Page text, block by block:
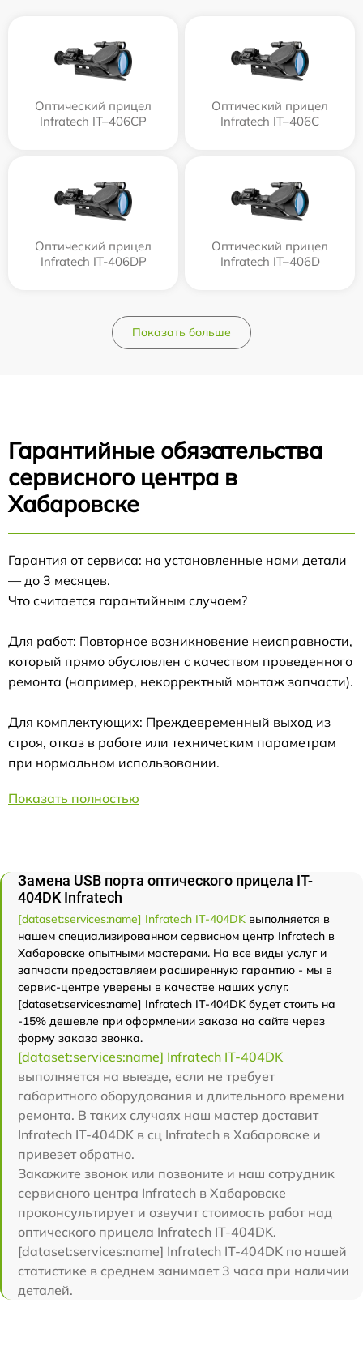
Оптический прицел
Infratech IT–406СP
Оптический прицел
Infratech IT–406С
Оптический прицел
Infratech IT-406DP
Оптический прицел
Infratech IT–406D
Показать больше
Гарантийные обязательства
сервисного центра в
Хабаровске
Гарантия от сервиса: на установленные нами детали
— до 3 месяцев.
Что считается гарантийным случаем?
Для работ: Повторное возникновение неисправности,
который прямо обусловлен с качеством проведенного
ремонта (например, некорректный монтаж запчасти).
Для комплектующих: Преждевременный выход из
строя, отказ в работе или техническим параметрам
при нормальном использовании.
Показать полностью
Замена USB порта оптического прицела IT-
404DK Infratech
[dataset:services:name] Infratech IT-404DK выполняется в
нашем специализированном сервисном центр Infratech в
Хабаровске опытными мастерами. На все виды услуг и
запчасти предоставляем расширенную гарантию - мы в
сервис-центре уверены в качестве наших услуг.
[dataset:services:name] Infratech IT-404DK будет стоить на
-15% дешевле при оформлении заказа на сайте через
форму заказа звонка.
[dataset:services:name] Infratech IT-404DK
выполняется на выезде, если не требует
габаритного оборудования и длительного времени
ремонта. В таких случаях наш мастер доставит
Infratech IT-404DK в сц Infratech в Хабаровске и
привезет обратно.
Закажите звонок или позвоните и наш сотрудник
сервисного центра Infratech в Хабаровске
проконсультирует и озвучит стоимость работ над
оптического прицела Infratech IT-404DK.
[dataset:services:name] Infratech IT-404DK по нашей
статистике в среднем занимает 3 часа при наличии
деталей.